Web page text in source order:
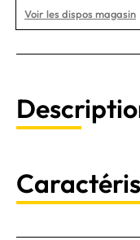
Voir les dispos magasin